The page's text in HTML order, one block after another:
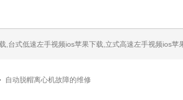
台式低速左手视频ios苹果下载,立式高速左手视频ios苹果
自动脱帽离心机故障的维修